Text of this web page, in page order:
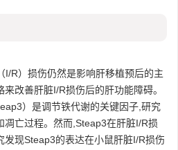
I/R）损伤仍然是影响肝移植预后的主
改善肝脏I/R损伤后的肝功能障碍。
）是调节铁代谢的关键因子,研究
凋亡过程。然而,Steap3在肝脏I/R损
发现Steap3的表达在小鼠肝脏I/R损伤